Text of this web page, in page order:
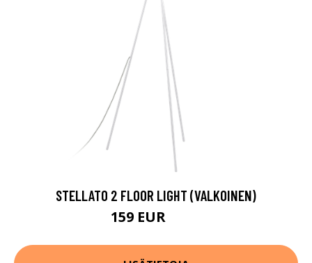
STELLATO 2 FLOOR LIGHT (VALKOINEN)
159 EUR